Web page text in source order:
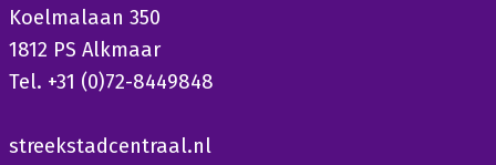
Koelmalaan 350
1812 PS Alkmaar
Tel. +31 (0)72-8449848
streekstadcentraal.nl